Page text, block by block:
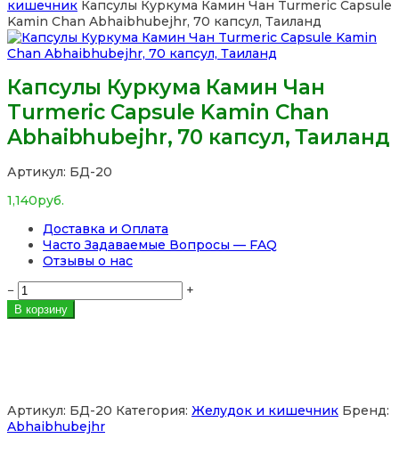
кишечник Капсулы Куркума Камин Чан Turmeric Capsule
Kamin Chan Abhaibhubejhr, 70 капсул, Таиланд
Капсулы Куркума Камин Чан
Turmeric Capsule Kamin Chan
Abhaibhubejhr, 70 капсул, Таиланд
Артикул: БД-20
1,140руб.
Доставка и Оплата
Часто Задаваемые Вопросы — FAQ
Отзывы о нас
− Количество
товара
Капсулы
Kamin
Chan
+
В корзину
Артикул: БД-20 Категория: Желудок и кишечник Бренд:
Abhaibhubejhr